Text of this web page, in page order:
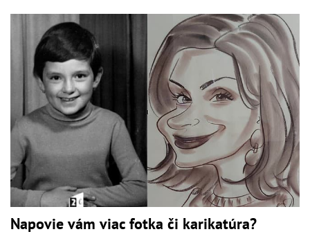
Napovie vám viac fotka či karikatúra?